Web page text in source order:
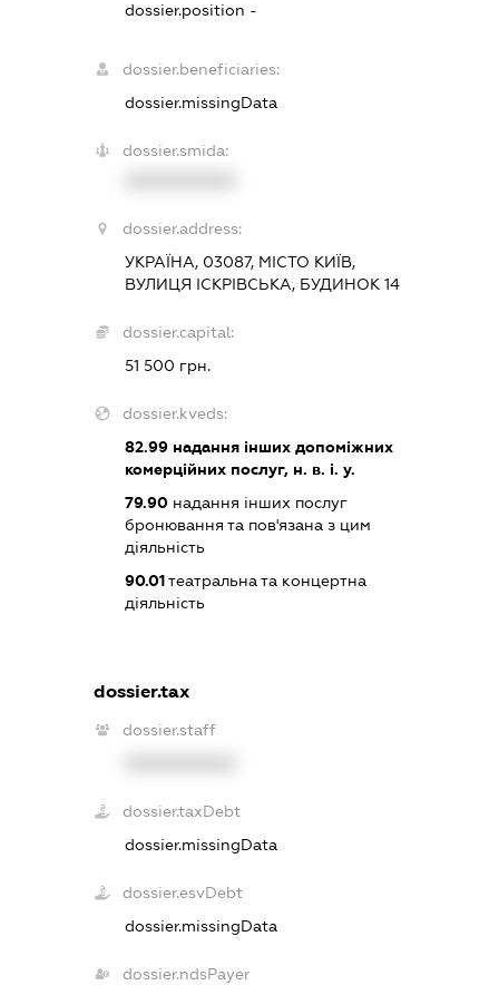
dossier.position -
dossier.beneficiaries:
dossier.missingData
dossier.smida:
dossier.address:
УКРАЇНА, 03087, МІСТО КИЇВ,
ВУЛИЦЯ ІСКРІВСЬКА, БУДИНОК 14
dossier.capital:
51 500 грн.
dossier.kveds:
82.99 надання інших допоміжних
комерційних послуг, н. в. і. у.
79.90 надання інших послуг
бронювання та пов'язана з цим
діяльність
90.01театральна та концертна
діяльність
dossier.tax
dossier.staff
dossier.taxDebt
dossier.missingData
dossier.esvDebt
dossier.missingData
dossier.ndsPayer